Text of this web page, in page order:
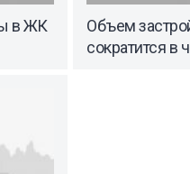
в ЖК
Объем
сократится в